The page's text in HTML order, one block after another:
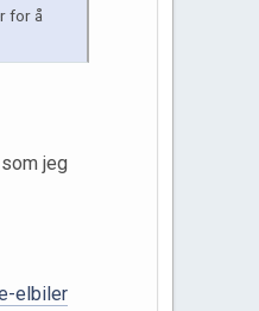
for å
jeg
elbiler